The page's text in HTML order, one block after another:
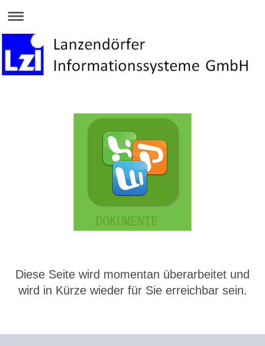
Diese Seite wird momentan überarbeitet und
wird in Kürze wieder für Sie erreichbar sein.